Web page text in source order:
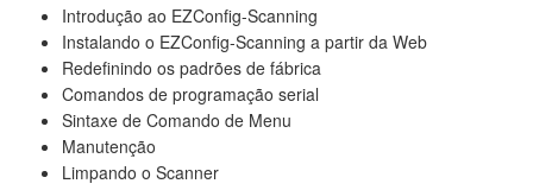
Introdução ao EZConfig-Scanning
Instalando o EZConfig-Scanning a partir da Web
Redefinindo os padrões de fábrica
Comandos de programação serial
Sintaxe de Comando de Menu
Manutenção
Limpando o Scanner